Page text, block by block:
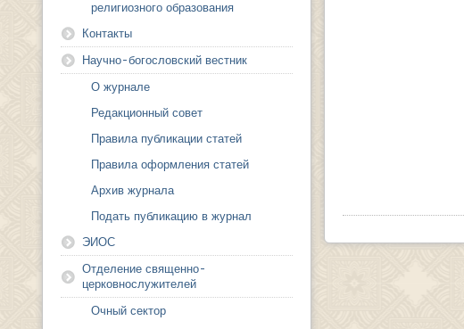
религиозного образования
Контакты
Научно-богословский вестник
О журнале
Редакционный совет
Правила публикации статей
Правила оформления статей
Архив журнала
Подать публикацию в журнал
ЭИОС
Отделение священно-
церковнослужителей
Очный сектор